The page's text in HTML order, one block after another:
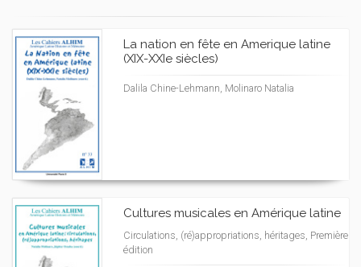
La nation en fête en Amerique latine
(XIX-XXIe siècles)
Dalila Chine-Lehmann, Molinaro Natalia
Cultures musicales en Amérique latine
Circulations, (ré)appropriations, héritages, Première
édition